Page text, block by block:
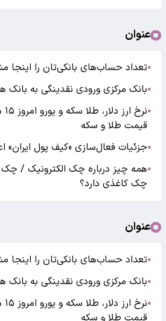
عنوان
●تعداد حساب‌های بانکی‌تان را اینجا
●بانک مرکزی ورودی نقدینگی به بانک
●
قیمت طلا و سکه
●جزئیات فعال‌سازی «کیف پول ایران»
●همه چیز درباره چک الکترونیک / چک
چک کاغذی دارد؟
عنوان
●تعداد حساب‌های بانکی‌تان را اینجا
●بانک مرکزی ورودی نقدینگی به بانک
●
قیمت طلا و سکه